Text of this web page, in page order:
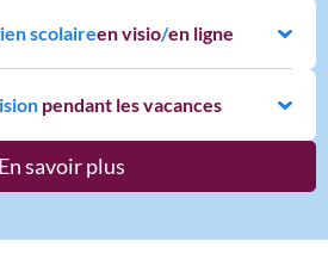
scolaireen visio/en ligne
pendant les vacances
En savoir plus